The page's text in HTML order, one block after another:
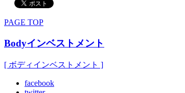
PAGE TOP
Bodyインベストメント
[ ボディインベストメント ]
facebook